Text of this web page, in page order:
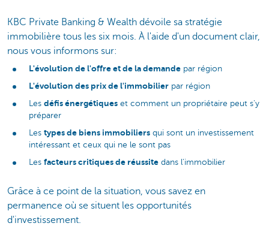
KBC Private Banking & Wealth dévoile sa stratégie
immobilière tous les six mois. À l'aide d'un document clair,
nous vous informons sur:
L'évolution de l'offre et de la demande par région
L'évolution des prix de l'immobilier par région
Les défis énergétiques et comment un propriétaire peut s'y
préparer
Les types de biens immobiliers qui sont un investissement
intéressant et ceux qui ne le sont pas
Les facteurs critiques de réussite dans l'immobilier
Grâce à ce point de la situation, vous savez en
permanence où se situent les opportunités
d'investissement.